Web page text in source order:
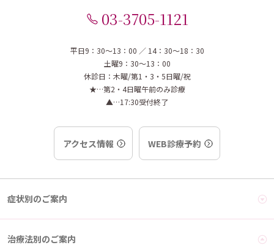
03-3705-1121
平日9：30～13：00 ／ 14：30～18：30
土曜9：30～13：00
休診日：木曜/第1・3・5日曜/祝
★…第2・4日曜午前のみ診療
▲…17:30受付終了
アクセス情報 WEB診療予約
症状別のご案内
治療法別のご案内